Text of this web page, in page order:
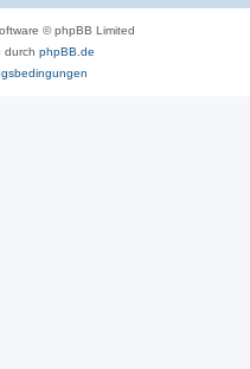
© phpBB Limited
durch phpBB.de